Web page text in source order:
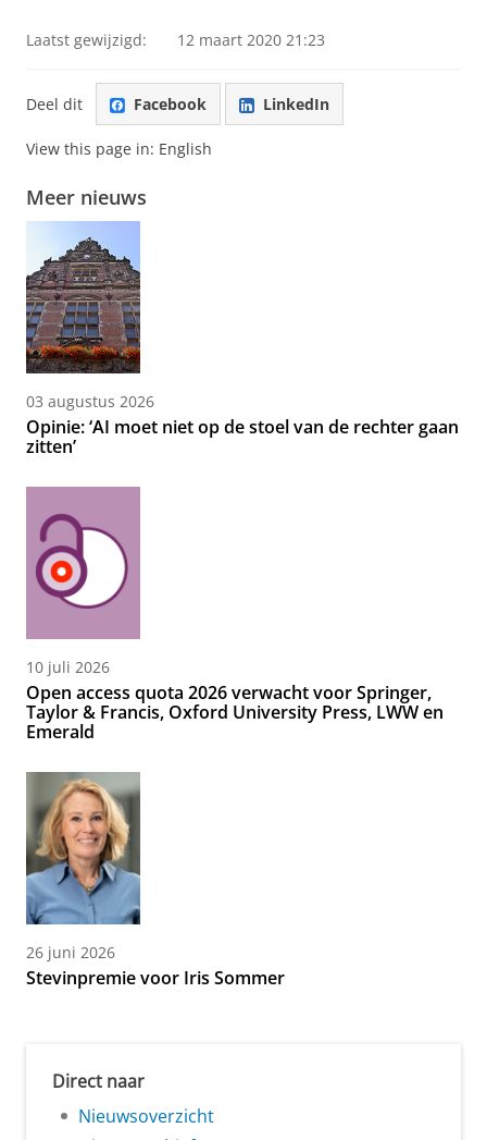
Laatst gewijzigd: 12 maart 2020 21:23
Deel dit Facebook LinkedIn
View this page in: English
Meer nieuws
03 augustus 2026
Opinie: ‘AI moet niet op de stoel van de rechter gaan
zitten’
10 juli 2026
Open access quota 2026 verwacht voor Springer,
Taylor & Francis, Oxford University Press, LWW en
Emerald
26 juni 2026
Stevinpremie voor Iris Sommer
Direct naar
Nieuwsoverzicht